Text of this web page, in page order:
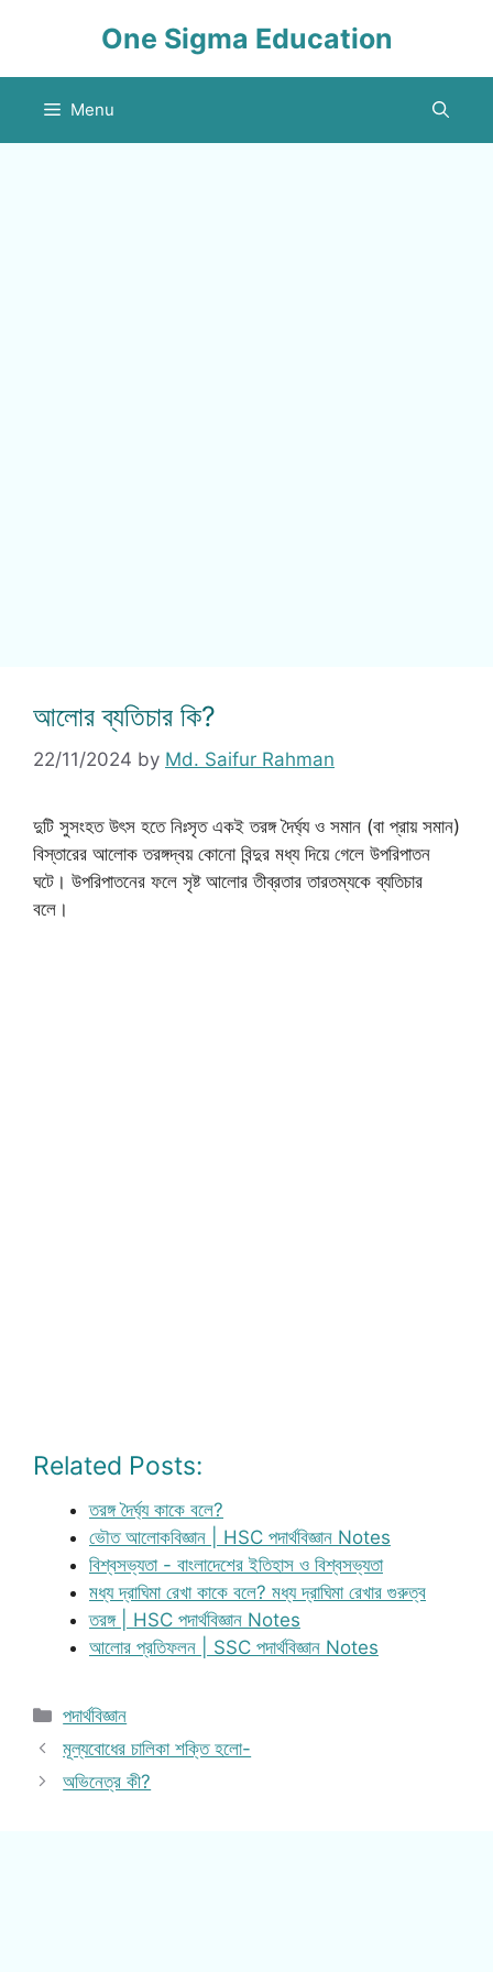
One Sigma Education
Menu
আলোর ব্যতিচার কি?
22/11/2024 by Md. Saifur Rahman
দুটি সুসংহত উৎস হতে নিঃসৃত একই তরঙ্গ দৈর্ঘ্য ও সমান (বা প্রায় সমান)
বিস্তারের আলোক তরঙ্গদ্বয় কোনো বিন্দুর মধ্য দিয়ে গেলে উপরিপাতন
ঘটে। উপরিপাতনের ফলে সৃষ্ট আলোর তীব্রতার তারতম্যকে ব্যতিচার
বলে।
Related Posts:
তরঙ্গ দৈর্ঘ্য কাকে বলে?
ভৌত আলোকবিজ্ঞান | HSC পদার্থবিজ্ঞান Notes
বিশ্বসভ্যতা - বাংলাদেশের ইতিহাস ও বিশ্বসভ্যতা
মধ্য দ্রাঘিমা রেখা কাকে বলে? মধ্য দ্রাঘিমা রেখার গুরুত্ব
তরঙ্গ | HSC পদার্থবিজ্ঞান Notes
আলোর প্রতিফলন | SSC পদার্থবিজ্ঞান Notes
Categories
পদার্থবিজ্ঞান
মূল্যবোধের চালিকা শক্তি হলো-
অভিনেত্র কী?